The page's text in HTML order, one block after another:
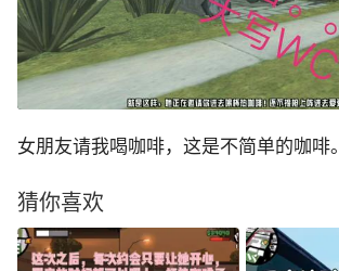
女朋友请我喝咖啡，这是不简单的咖啡。
猜你喜欢